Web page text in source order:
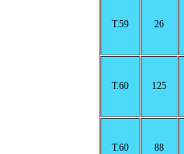
T.59 26
T.60 125
T.60 88